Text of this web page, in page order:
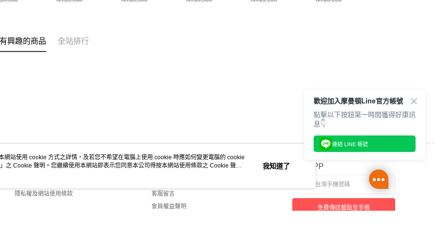
DJ7884104
DJ7884110
HQ3466141
興趣的商品 全站排行
關於我們
隱私權及網站使用條款
客服資訊
客服留言
會員權益聲明
官方APP
免費傳送載點至手機
網站使用 cookie 方式之詳情，及若您不希望在電腦上使用 cookie 時應如何變更電腦的 cookie
」之 Cookie 聲明。您繼續使用本網站即表示您同意本公司得按本網站使用條款之 Cookie 聲明
我知道了
歡迎加入摩曼頓Line官方帳號
點擊以下按鈕第一時間獲得好康訊
息👇
連結 LINE 帳號